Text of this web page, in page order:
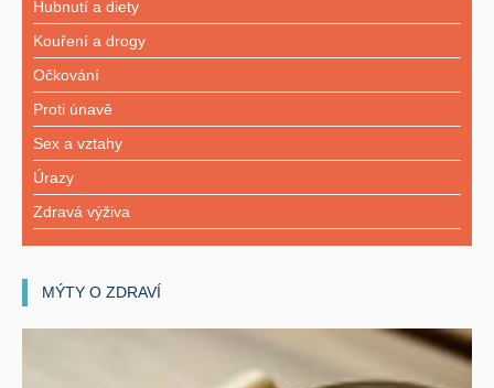
Hubnutí a diety
Kouření a drogy
Očkování
Proti únavě
Sex a vztahy
Úrazy
Zdravá výživa
MÝTY O ZDRAVÍ